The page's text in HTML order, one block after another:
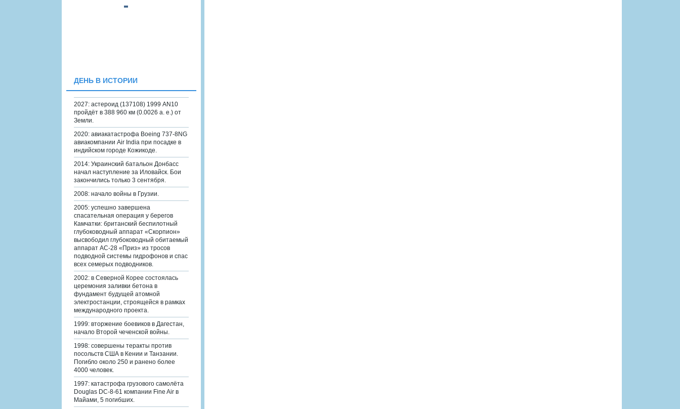
ДЕНЬ В ИСТОРИИ
2027: астероид (137108) 1999 AN10
пройдёт в 388 960 км (0.0026 а. е.) от
Земли.
2020: авиакатастрофа Boeing 737-8NG
авиакомпании Air India при посадке в
индийском городе Кожикоде.
2014: Украинский батальон Донбасс
начал наступление за Иловайск. Бои
закончились только 3 сентября.
2008: начало войны в Грузии.
2005: успешно завершена
спасательная операция у берегов
Камчатки: британский беспилотный
глубоководный аппарат «Скорпион»
высвободил глубоководный обитаемый
аппарат АС-28 «Приз» из тросов
подводной системы гидрофонов и спас
всех семерых подводников.
2002: в Северной Корее состоялась
церемония заливки бетона в
фундамент будущей атомной
электростанции, строящейся в рамках
международного проекта.
1999: вторжение боевиков в Дагестан,
начало Второй чеченской войны.
1998: совершены теракты против
посольств США в Кении и Танзании.
Погибло около 250 и ранено более
4000 человек.
1997: катастрофа грузового самолёта
Douglas DC-8-61 компании Fine Air в
Майами, 5 погибших.